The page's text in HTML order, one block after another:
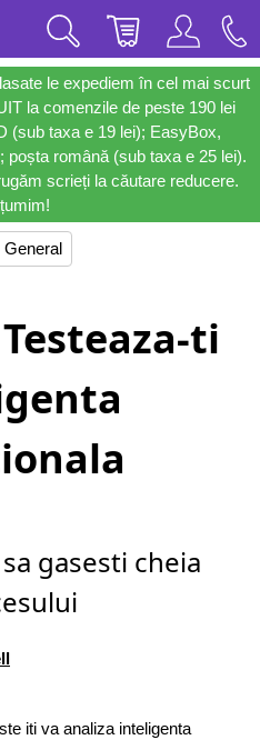
le expediem în cel mai scurt
la comenzile de peste 190 lei
(sub taxa e 19 lei); EasyBox,
poșta română (sub taxa e 25 lei).
scrieți la căutare reducere.
ti
gasesti cheia
iti va analiza inteligenta